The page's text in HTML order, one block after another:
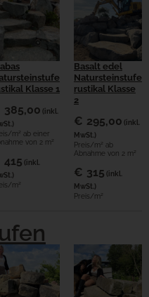
Klasse 1
385,00 (inkl.
m² ab einer
von 2 m²
415 (inkl.
m²
Basalt edel
Natursteinstufe
rustikal Klasse
2
€ 295,00 (inkl.
MwSt.)
Preis/m² ab
Abnahme von 2 m²
€ 315 (inkl.
MwSt.)
Preis/m²